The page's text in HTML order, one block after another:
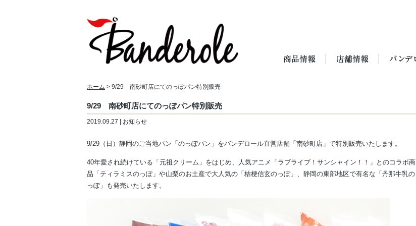
ホーム > 9/29 南砂町店にてのっぽパン特別販売
9/29 南砂町店にてのっぽパン特別販売
2019.09.27 | お知らせ
9/29（日）静岡のご当地パン「のっぽパン」をバンデロール直営店舗「南砂町店」で特別販売いたします。
40年愛され続けている「元祖クリーム」をはじめ、人気アニメ「ラブライブ！サンシャイン！！」とのコラボ商
品「ティラミスのっぽ」や山梨のお土産で大人気の「桔梗信玄のっぽ」、静岡の東部地区で有名な「丹那牛乳の
っぽ」も発売いたします。